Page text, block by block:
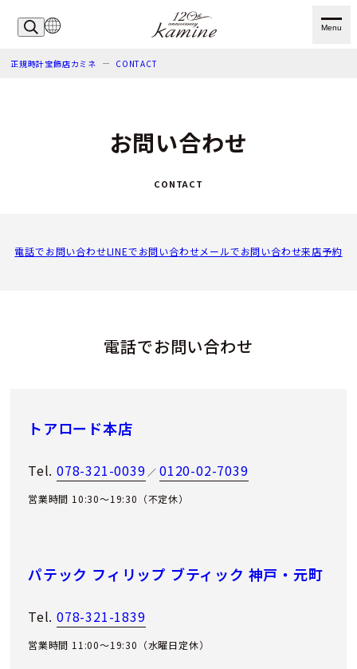
Menu
正規時計宝飾店カミネ CONTACT
お問い合わせ
CONTACT
電話でお問い合わせLINEでお問い合わせメールでお問い合わせ来店予約
電話でお問い合わせ
トアロード本店
Tel. 078-321-0039 ／0120-02-7039
営業時間 10:30～19:30（不定休）
パテック フィリップ ブティック 神戸・元町
Tel. 078-321-1839
営業時間 11:00〜19:30（水曜日定休）